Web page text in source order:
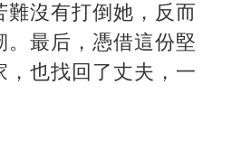
難沒有打倒她，反而
。最后，憑借這份堅
，也找回了丈夫，一